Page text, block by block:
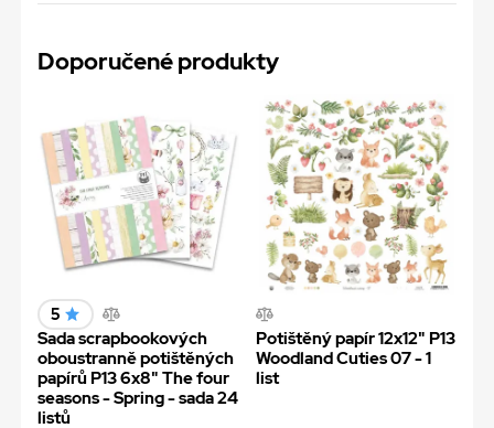
Doporučené produkty
5
Sada scrapbookových
oboustranně potištěných
papírů P13 6x8" The four
seasons - Spring - sada 24
listů
Potištěný papír 12x12" P13
Woodland Cuties 07 - 1
list